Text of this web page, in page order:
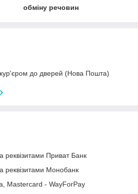
обміну речовин
до дверей (Нова Пошта)
реквізитами Приват Банк
реквізитами Монобанк
Mastercard - WayForPay